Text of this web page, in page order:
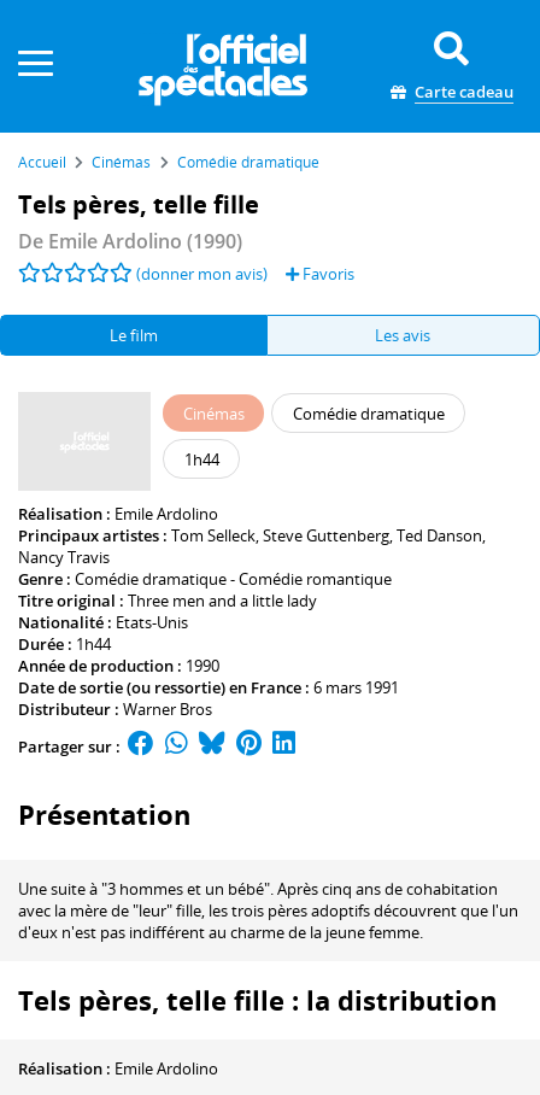
Carte cadeau
Accueil Cinémas Comédie dramatique
Tels pères, telle fille
De Emile Ardolino (1990)
(donner mon avis) Favoris
Le film Les avis
Cinémas Comédie dramatique
1h44
Réalisation : Emile Ardolino
Principaux artistes : Tom Selleck,Steve Guttenberg,Ted Danson,
Nancy Travis
Genre : Comédie dramatique - Comédie romantique
Titre original : Three men and a little lady
Nationalité : Etats-Unis
Durée : 1h44
Année de production : 1990
Date de sortie (ou ressortie) en France : 6 mars 1991
Distributeur : Warner Bros
Partager sur :
Présentation
Une suite à "3 hommes et un bébé". Après cinq ans de cohabitation
avec la mère de "leur" fille, les trois pères adoptifs découvrent que l'un
d'eux n'est pas indifférent au charme de la jeune femme.
Tels pères, telle fille : la distribution
Réalisation : Emile Ardolino